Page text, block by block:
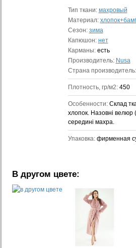
Тип ткани: махровый
Материал:
Сезон: зима
Капюшон: нет
Карманы: есть
Производитель: Nusa
Страна производитель:
Плотность, гр/м2: 450
Особенности: Cклад
хлопок. Назовні велюр
середині махра.
Упаковка: фирменная
В другом цвете: